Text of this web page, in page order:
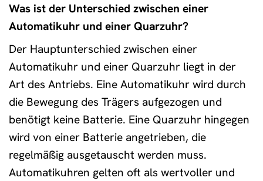
Was ist der Unterschied zwischen einer
Automatikuhr und einer Quarzuhr?
Der Hauptunterschied zwischen einer
Automatikuhr und einer Quarzuhr liegt in der
Art des Antriebs. Eine Automatikuhr wird durch
die Bewegung des Trägers aufgezogen und
benötigt keine Batterie. Eine Quarzuhr hingegen
wird von einer Batterie angetrieben, die
regelmäßig ausgetauscht werden muss.
Automatikuhren gelten oft als wertvoller und